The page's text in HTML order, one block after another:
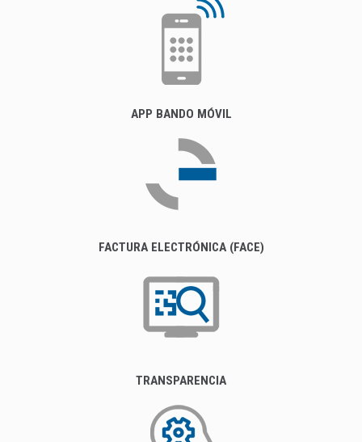
APP BANDO MÓVIL
FACTURA ELECTRÓNICA (FACE)
TRANSPARENCIA